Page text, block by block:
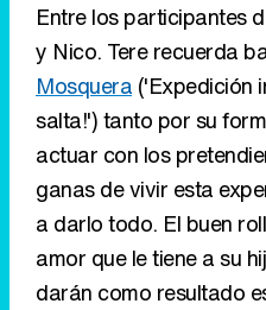
Entre los participantes
y Nico. Tere recuerda
Mosquera ('Expedición
salta!') tanto por su
actuar con los
ganas de vivir esta
a darlo todo. El buen
amor que le tiene a su
darán como resultado